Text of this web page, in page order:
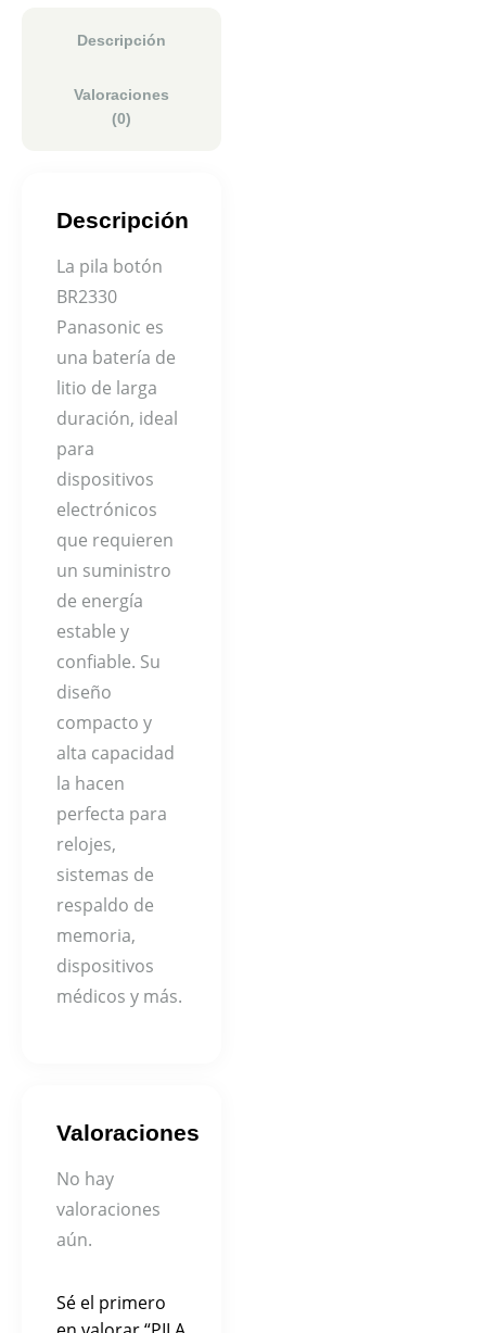
Descripción
Valoraciones
(0)
Descripción
La pila botón
BR2330
Panasonic es
una batería de
litio de larga
duración, ideal
para
dispositivos
electrónicos
que requieren
un suministro
de energía
estable y
confiable. Su
diseño
compacto y
alta capacidad
la hacen
perfecta para
relojes,
sistemas de
respaldo de
memoria,
dispositivos
médicos y más.
Valoraciones
No hay
valoraciones
aún.
Sé el primero